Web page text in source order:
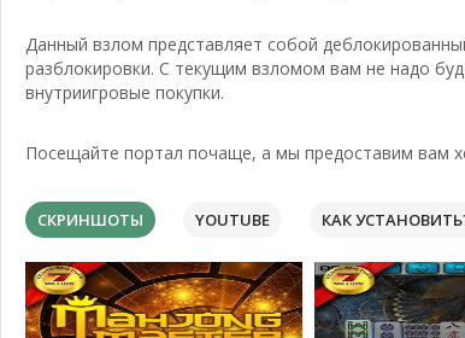
Данный взлом представляет собой
разблокировки. С текущим взломом вам не надо
внутриигровые покупки.
Посещайте портал почаще, а мы предоставим вам
СКРИНШОТЫ YOUTUBE КАК